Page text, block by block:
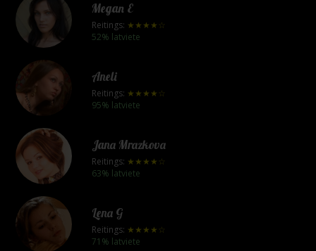
Megan E
Reitings: ★★★★☆
52% latviete
Aneli
Reitings: ★★★★☆
95% latviete
Jana Mrazkova
Reitings: ★★★★☆
63% latviete
Lena G
Reitings: ★★★★☆
71% latviete